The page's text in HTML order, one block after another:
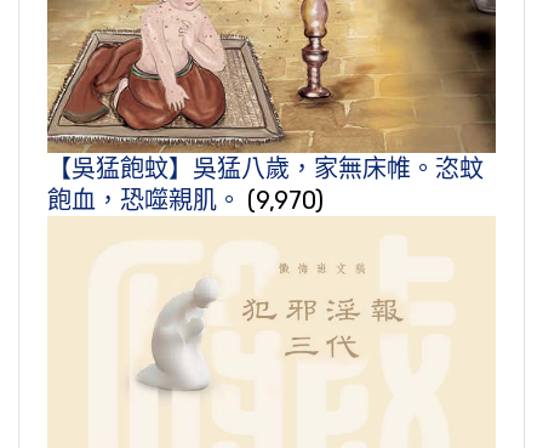
【吳猛飽蚊】吳猛八歲，家無床帷。恣蚊
飽血，恐噬親肌。 (9,970)